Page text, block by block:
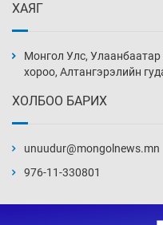
21 цаг 3 мин
21 цаг 33
ХАЯГ
Монгол Улс, Улаанбаатар
хороо, Алтангэрэлийн
ХОЛБОО БАРИХ
unuudur@mongolnews.mn
976-11-330801